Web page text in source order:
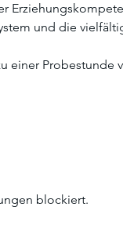
und die
einer
blockiert.